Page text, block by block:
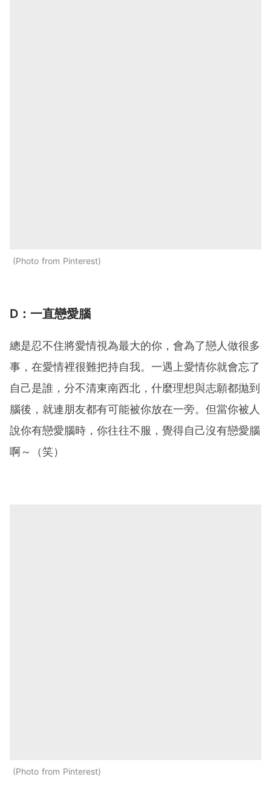
Photo from Pinterest
D：一直戀愛腦
總是忍不住將愛情視為最大的你，會為了戀人做很多
事，在愛情裡很難把持自我。一遇上愛情你就會忘了
自己是誰，分不清東南西北，什麼理想與志願都拋到
腦後，就連朋友都有可能被你放在一旁。但當你被人
說你有戀愛腦時，你往往不服，覺得自己沒有戀愛腦
啊～（笑）
Photo from Pinterest